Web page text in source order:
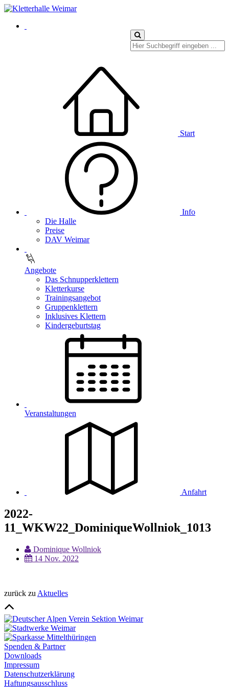
Start
Info
Die Halle
Preise
DAV Weimar
Angebote
Das Schnupperklettern
Kletterkurse
Trainingsangebot
Gruppenklettern
Inklusives Klettern
Kindergeburtstag
Veranstaltungen
Anfahrt
2022-
11_WKW22_DominiqueWollniok_1013
Dominique Wollniok
14 Nov. 2022
zurück zu Aktuelles
Spenden & Partner
Downloads
Impressum
Datenschutzerklärung
Haftungsausschluss